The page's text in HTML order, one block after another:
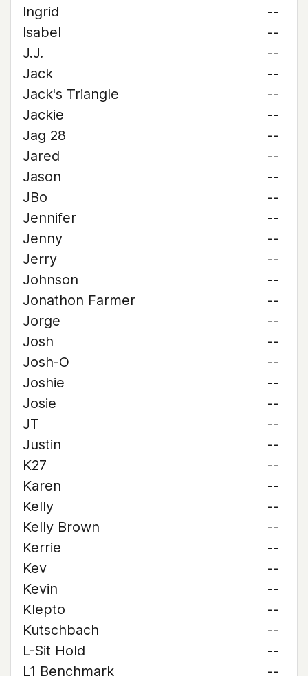
Ingrid
--
Isabel
--
J.J.
--
Jack
--
Jack's Triangle
--
Jackie
--
Jag 28
--
Jared
--
Jason
--
JBo
--
Jennifer
--
Jenny
--
Jerry
--
Johnson
--
Jonathon Farmer
--
Jorge
--
Josh
--
Josh-O
--
Joshie
--
Josie
--
JT
--
Justin
--
K27
--
Karen
--
Kelly
--
Kelly Brown
--
Kerrie
--
Kev
--
Kevin
--
Klepto
--
Kutschbach
--
L-Sit Hold
--
L1 Benchmark
--